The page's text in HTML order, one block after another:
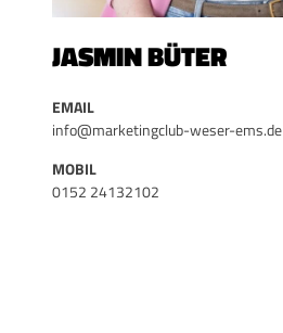
JASMIN BÜTER
EMAIL
info@marketingclub-weser-ems.de
MOBIL
0152 24132102